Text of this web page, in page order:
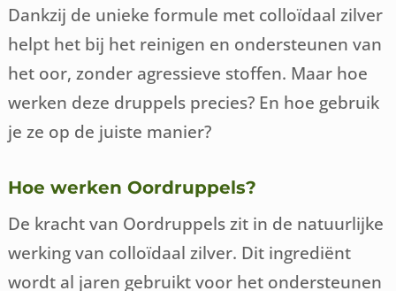
Dankzij de unieke formule met colloïdaal zilver
helpt het bij het reinigen en ondersteunen van
het oor, zonder agressieve stoffen. Maar hoe
werken deze druppels precies? En hoe gebruik
je ze op de juiste manier?
Hoe werken Oordruppels?
De kracht van Oordruppels zit in de natuurlijke
werking van colloïdaal zilver. Dit ingrediënt
wordt al jaren gebruikt voor het ondersteunen